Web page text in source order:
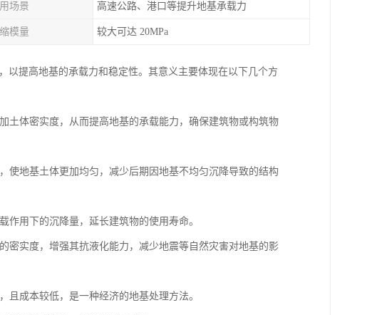
场景 高速公路、港口等提升地基承载力
模量 较大可达 20MPa
以提高地基的承载力和稳定性。其意义主要体现在以下几个方
土体密实度，从而提高地基的承载能力，确保建筑物或构筑物
使地基土体更加均匀，减少后期因地基不均匀沉降导致的结构
用下的沉降量，延长建筑物的使用寿命。
密实度，增强其抗液化能力，减少地震等自然灾害对地基的影
成本较低，是一种经济的地基处理方法。